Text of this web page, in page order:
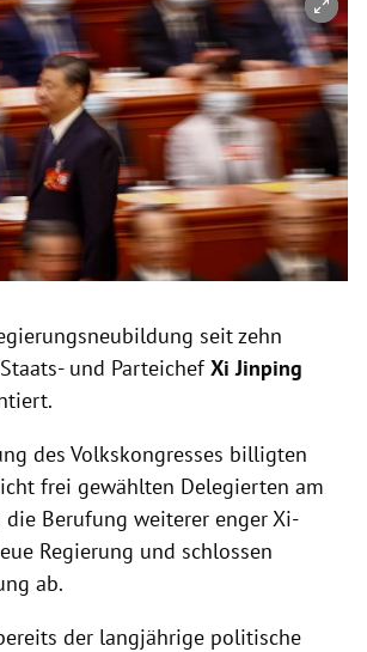
schließen
seit zehn
und ParteichefXi Jinping
des Volkskongresses billigten
frei gewählten Delegierten am
Berufung weiterer enger Xi-
Regierung und schlossen
ab.
der langjährige politische